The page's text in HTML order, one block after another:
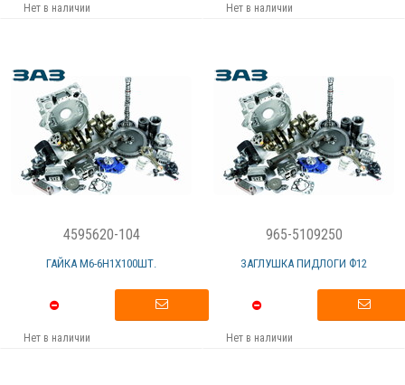
Нет в наличии Нет в наличии
4595620-104
ГАЙКА М6-6Н1Х100ШТ.
Нет в наличии
965-5109250
ЗАГЛУШКА ПИДЛОГИ Ф12
Нет в наличии